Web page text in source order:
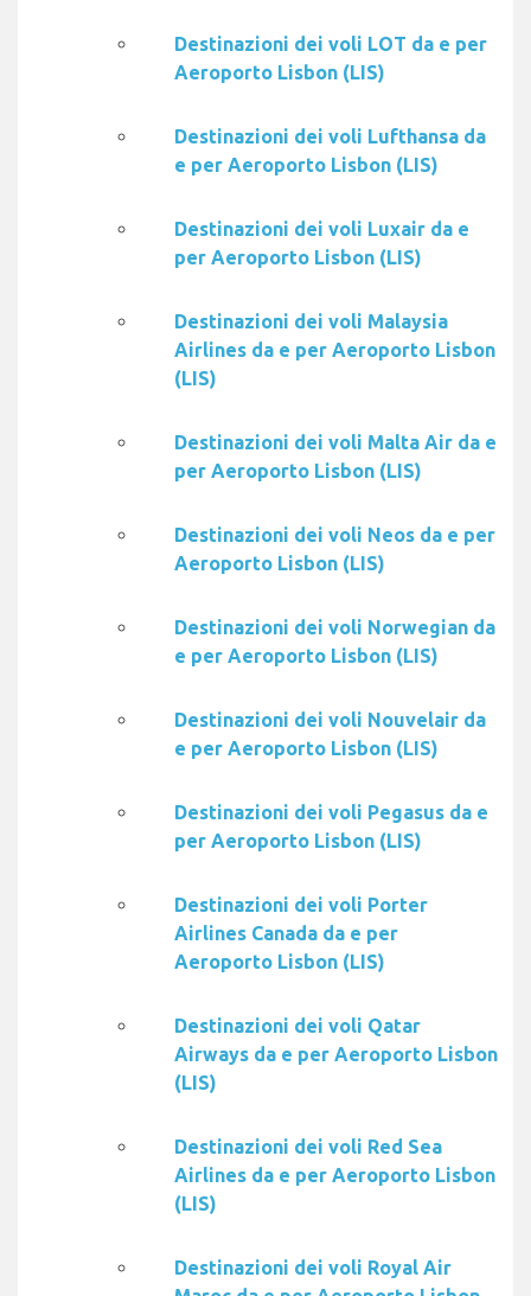
Destinazioni dei voli LOT da e per
Aeroporto Lisbon (LIS)
Destinazioni dei voli Lufthansa da
e per Aeroporto Lisbon (LIS)
Destinazioni dei voli Luxair da e
per Aeroporto Lisbon (LIS)
Destinazioni dei voli Malaysia
Airlines da e per Aeroporto Lisbon
(LIS)
Destinazioni dei voli Malta Air da e
per Aeroporto Lisbon (LIS)
Destinazioni dei voli Neos da e per
Aeroporto Lisbon (LIS)
Destinazioni dei voli Norwegian da
e per Aeroporto Lisbon (LIS)
Destinazioni dei voli Nouvelair da
e per Aeroporto Lisbon (LIS)
Destinazioni dei voli Pegasus da e
per Aeroporto Lisbon (LIS)
Destinazioni dei voli Porter
Airlines Canada da e per
Aeroporto Lisbon (LIS)
Destinazioni dei voli Qatar
Airways da e per Aeroporto Lisbon
(LIS)
Destinazioni dei voli Red Sea
Airlines da e per Aeroporto Lisbon
(LIS)
Destinazioni dei voli Royal Air